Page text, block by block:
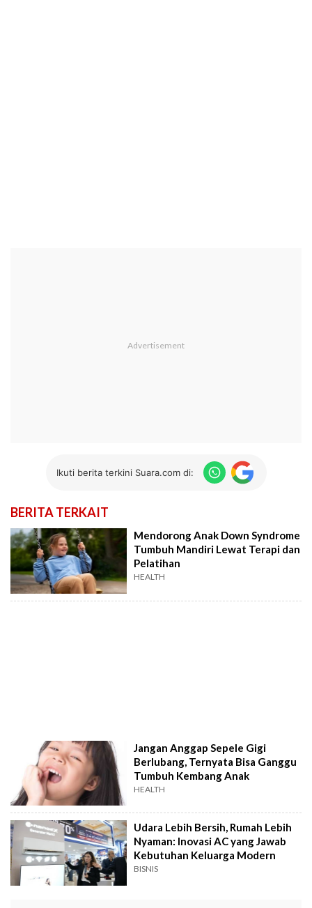
Ikuti berita terkini Suara.com di:
BERITA TERKAIT
Mendorong Anak Down Syndrome
Tumbuh Mandiri Lewat Terapi dan
Pelatihan
HEALTH
Jangan Anggap Sepele Gigi
Berlubang, Ternyata Bisa Ganggu
Tumbuh Kembang Anak
HEALTH
Udara Lebih Bersih, Rumah Lebih
Nyaman: Inovasi AC yang Jawab
Kebutuhan Keluarga Modern
BISNIS